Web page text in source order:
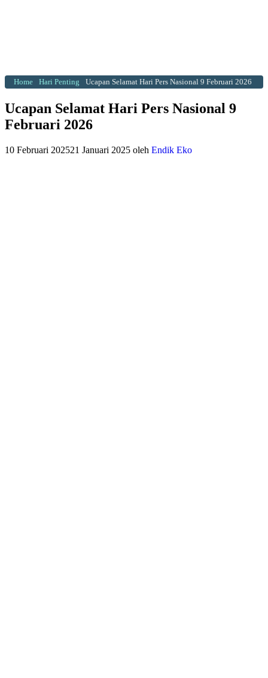
Home Hari Penting Ucapan Selamat Hari Pers Nasional 9 Februari 2026
Ucapan Selamat Hari Pers Nasional 9
Februari 2026
10 Februari 202521 Januari 2025 oleh Endik Eko